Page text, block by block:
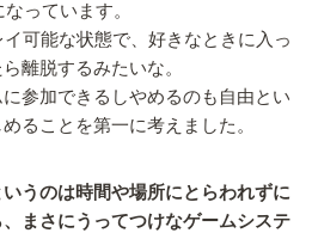
っています。
可能な状態で、好きなときに入っ
離脱するみたいな。
参加できるしやめるのも自由とい
ることを第一に考えました。
うのは時間や場所にとらわれずに
まさにうってつけなゲームシステ